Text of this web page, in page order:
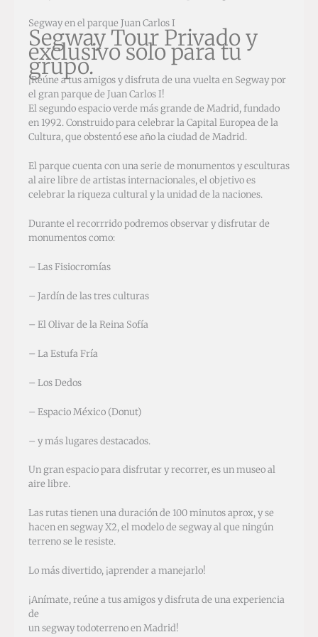
Segway en el parque Juan Carlos I
Segway Tour Privado y
exclusivo solo para tu
grupo.
¡Reúne a tus amigos y disfruta de una vuelta en Segway por
el gran parque de Juan Carlos I!
El segundo espacio verde más grande de Madrid, fundado
en 1992. Construido para celebrar la Capital Europea de la
Cultura, que obstentó ese año la ciudad de Madrid.
El parque cuenta con una serie de monumentos y esculturas
al aire libre de artistas internacionales, el objetivo es
celebrar la riqueza cultural y la unidad de la naciones.
Durante el recorrrido podremos observar y disfrutar de
monumentos como:
– Las Fisiocromías
– Jardín de las tres culturas
– El Olivar de la Reina Sofía
– La Estufa Fría
– Los Dedos
– Espacio México (Donut)
– y más lugares destacados.
Un gran espacio para disfrutar y recorrer, es un museo al
aire libre.
Las rutas tienen una duración de 100 minutos aprox, y se
hacen en segway X2, el modelo de segway al que ningún
terreno se le resiste.
Lo más divertido, ¡aprender a manejarlo!
¡Anímate, reúne a tus amigos y disfruta de una experiencia
de
un segway todoterreno en Madrid!